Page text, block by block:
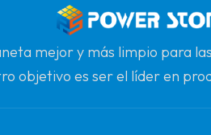
mejor y más limpio para
objetivo es ser el líder en